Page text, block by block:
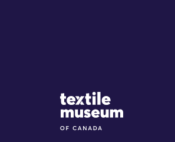
Site Logo